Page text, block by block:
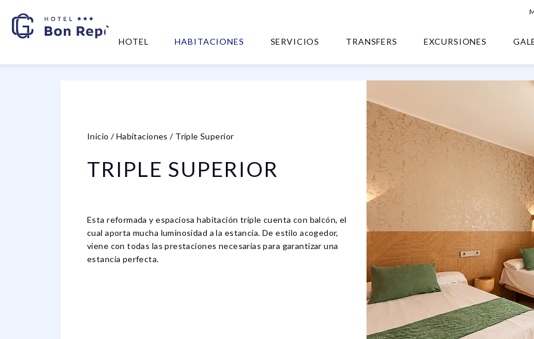
HOTEL HABITACIONES SERVICIOS TRANSFERS EXCURSIONES
Inicio /Habitaciones / Triple Superior
TRIPLE SUPERIOR
Esta reformada y espaciosa habitación triple cuenta con balcón, el
cual aporta mucha luminosidad a la estancia. De estilo acogedor,
viene con todas las prestaciones necesarias para garantizar una
estancia perfecta.